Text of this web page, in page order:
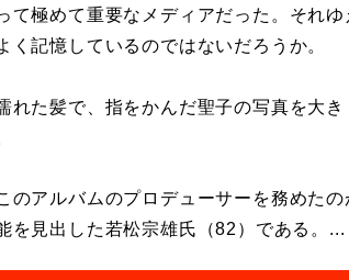
て極めて重要なメディアだった。それ
く記憶しているのではないだろうか。
れた髪で、指をかんだ聖子の写真を大
のアルバムのプロデューサーを務めた
を見出した若松宗雄氏（82）である。...